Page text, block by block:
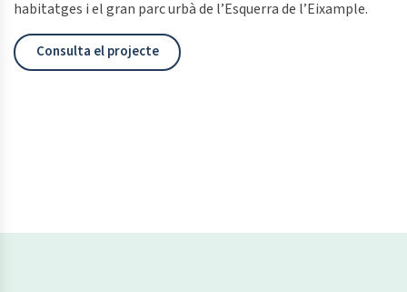
habitatges i el gran parc urbà de l’Esquerra de l’Eixample.
Consulta el projecte